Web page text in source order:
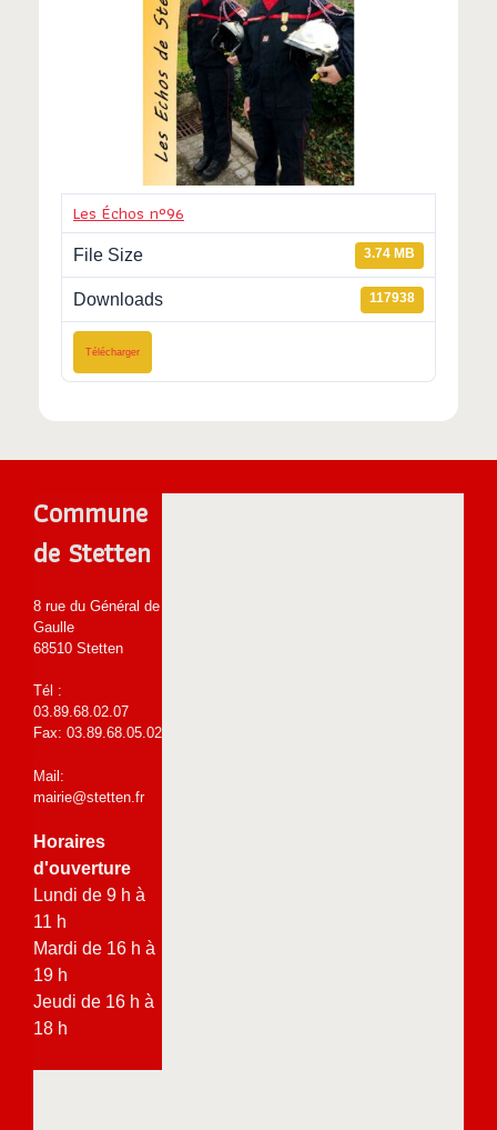
Les Échos n°96
File Size 3.74 MB
Downloads 117938
Télécharger
Commune
de Stetten
8 rue du Général de
Gaulle
68510 Stetten
Tél :
03.89.68.02.07
Fax: 03.89.68.05.02
Mail:
mairie@stetten.fr
Horaires
d'ouverture
Lundi de 9 h à
11 h
Mardi de 16 h à
19 h
Jeudi de 16 h à
18 h